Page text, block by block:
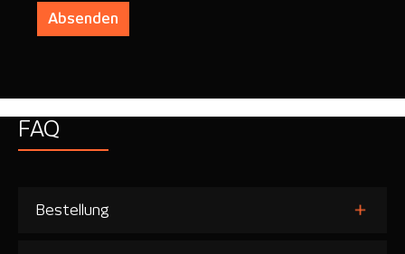
Absenden
FAQ
Bestellung